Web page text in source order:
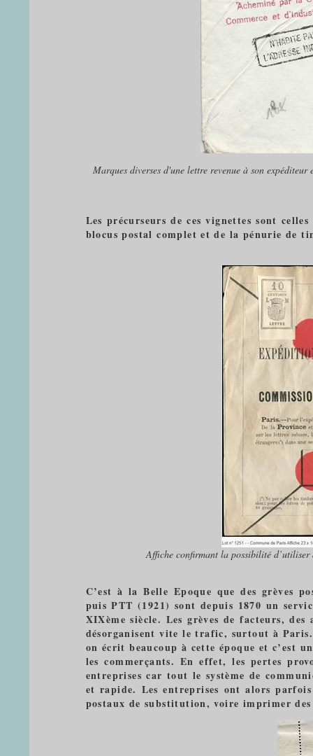
Marques diverses d'une lettre revenue à son
Les précurseurs de ces vignettes sont
blocus postal complet et de la pénurie de
Affiche confirmant la possibilité d’utiliser
C’est à la Belle Epoque que des grèves
puis PTT (1921) sont depuis 1870 un
XIXème siècle. Les grèves de facteurs,
désorganisent vite le trafic, surtout à
on écrit beaucoup à cette époque et c’est
les commerçants. En effet, les pertes
entreprises car tout le système de
et rapide. Les entreprises ont alors
postaux de substitution, voire imprimer